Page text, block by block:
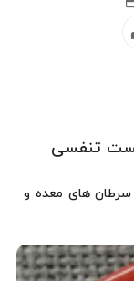
تنفسی
های معده و